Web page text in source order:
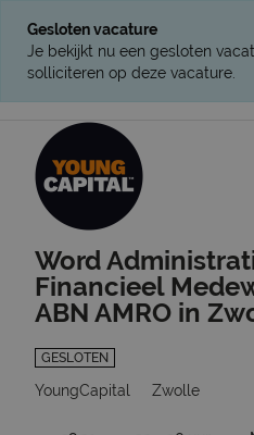
Gesloten vacature
Je bekijkt nu een gesloten
solliciteren op deze vacature.
Word
Financieel
ABN AMRO in
GESLOTEN
YoungCapital Zwolle